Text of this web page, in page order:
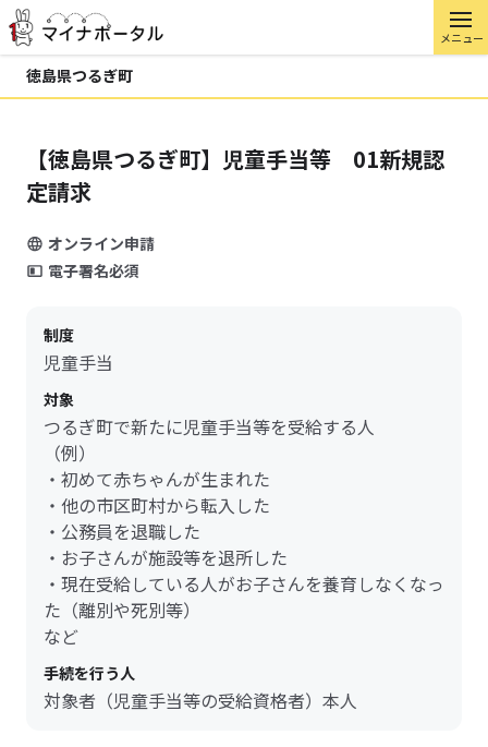
メニュー
徳島県つるぎ町
【徳島県つるぎ町】児童手当等 01新規認
定請求
オンライン申請
電子署名必須
制度
児童手当
対象
つるぎ町で新たに児童手当等を受給する人
（例）
・初めて赤ちゃんが生まれた
・他の市区町村から転入した
・公務員を退職した
・お子さんが施設等を退所した
・現在受給している人がお子さんを養育しなくなっ
た（離別や死別等）
など
手続を行う人
対象者（児童手当等の受給資格者）本人